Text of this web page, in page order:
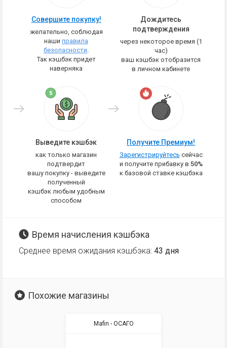
Совершите покупку!
желательно, соблюдая
наши правила
безопасности.
Так кэшбэк придет
наверняка
Дождитесь
подтверждения
через некоторое время (1
час)
ваш кэшбэк отобразится
в личном кабинете
Выведите кэшбэк
как только магазин
подтвердит
вашу покупку - выведите
полученный
кэшбэк любым удобным
способом
Получите Премиум!
Зарегистрируйтесь сейчас
и получите прибавку в 50%
к базовой ставке кэшбэка
Время начисления кэшбэка
Среднее время ожидания кэшбэка: 43 дня
Похожие магазины
Mafin - ОСАГО